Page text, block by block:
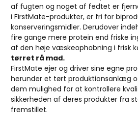
af fugten og noget af fedtet er
i FirstMate-produkter, er fri for
konserveringsmidler. Derudover
fire gange mere protein end friske
af den høje væskeophobning i frisk
tørret rå mad.
FirstMate ejer og driver sine egne
herunder et tørt produktionsanlæg
dem mulighed for at kontrollere
sikkerheden af deres produkter fra
fremstillet.